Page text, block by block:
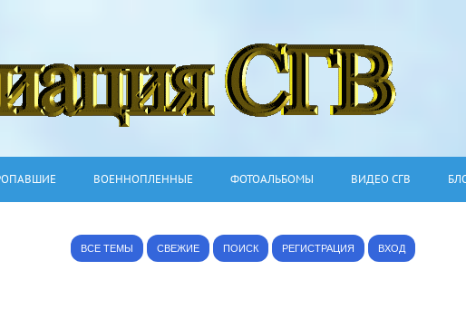
ВОЕННОПЛЕННЫЕ ФОТОАЛЬБОМЫ ВИДЕО СГВ
ВСЕ ТЕМЫ СВЕЖИЕ ПОИСК РЕГИСТРАЦИЯ ВХОД